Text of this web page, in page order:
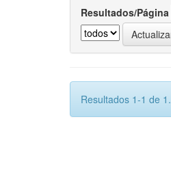
Resultados/Página
Resultados 1-1 de 1.